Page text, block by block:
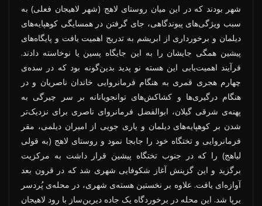
شهر بودند که در این میان روستای لاهج (شهر لاهیجان فعلی) به
سبب ویژگی‌های پیوندگاهی، جای گرفتن در همسایگی کوهپایه‌های
دیلمان و برخورداری از ابریشم به تدریج اهمیت یافت و پایگاه‌های
پیشین همگی جایشان را به این جایگاه پسین یا نوخاسته دادند.
فرآیند اهمیت‌یابی این هسته نو پدید بدین‌گونه بود که در سده‌ی
چهارم هجری قمری به هنگام فرمانروایی خاندان ناصریان و در
هنگام درگیری‌ها و کشاکش‌های توانجویانانه بر سر چیرگی به
پهنه‌ی شرقی گیلان، ابوالفضل فرمانروای ناصری برای نزدیک‌تر
شدن بر کوهپایه‌های دیلمان و یاری جویی از امیران دیلمی، مقر
فرمانروایی و تختگاه خود را جابجا نمود و روستای لاهج (به قولی
لیاهج) را که در جنوب تختگاه پیشین قرار داشت به مرکزیت
برگزید و این گزینش آغاز شکوفایی شهری شد که در قرون بعد
آوازه‌ای یافت. علاوه بر نخستین هسته‌ی شهری، در محله‌ی پُردسر
برپا شد. این محله در برخوردگاه یک جاده دیرین‌ساز با رود لاهیجان